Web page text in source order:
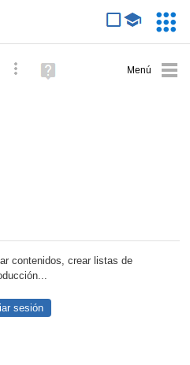
Búsqueda avanzada
Ayuda
(en
contenidos, crear listas de
sesión